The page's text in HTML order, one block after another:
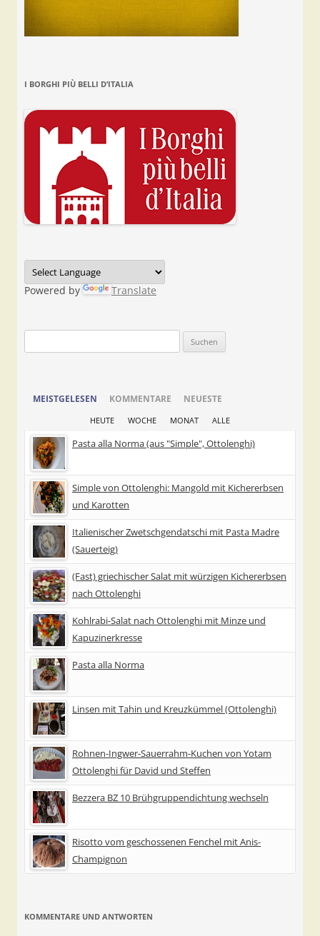
I BORGHI PIÙ BELLI D’ITALIA
Powered by Translate
nach:
MEISTGELESEN KOMMENTARE NEUESTE
HEUTE WOCHE MONAT ALLE
Pasta alla Norma (aus "Simple", Ottolenghi)
Simple von Ottolenghi: Mangold mit Kichererbsen
und Karotten
Italienischer Zwetschgendatschi mit Pasta Madre
(Sauerteig)
(Fast) griechischer Salat mit würzigen Kichererbsen
nach Ottolenghi
Kohlrabi-Salat nach Ottolenghi mit Minze und
Kapuzinerkresse
Pasta alla Norma
Linsen mit Tahin und Kreuzkümmel (Ottolenghi)
Rohnen-Ingwer-Sauerrahm-Kuchen von Yotam
Ottolenghi für David und Steffen
Bezzera BZ 10 Brühgruppendichtung wechseln
Risotto vom geschossenen Fenchel mit Anis-
Champignon
KOMMENTARE UND ANTWORTEN